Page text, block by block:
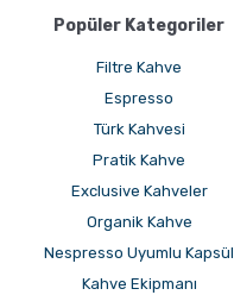
Popüler Kategoriler
Filtre Kahve
Espresso
Türk Kahvesi
Pratik Kahve
Exclusive Kahveler
Organik Kahve
Nespresso Uyumlu Kapsül
Kahve Ekipmanı